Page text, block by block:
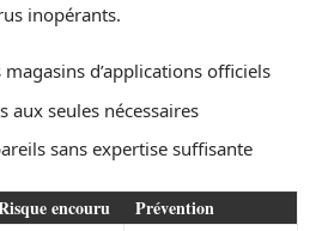
inopérants.
d’applications officiels
seules nécessaires
sans expertise suffisante
encouru Prévention